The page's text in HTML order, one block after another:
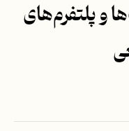
و پلتفرم‌های